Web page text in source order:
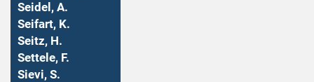
Seidel, A.
Seifart, K.
Seitz, H.
Settele, F.
Sievi, S.